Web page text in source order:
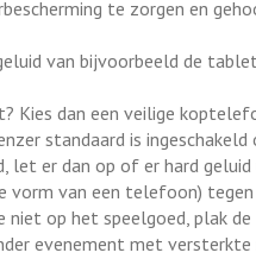
te zorgen en
van bijvoorbeeld de
Kies dan een veilige
standaard is ingeschakeld
er dan op of er hard
van een telefoon)
niet op het speelgoed, plak
evenement met versterkte